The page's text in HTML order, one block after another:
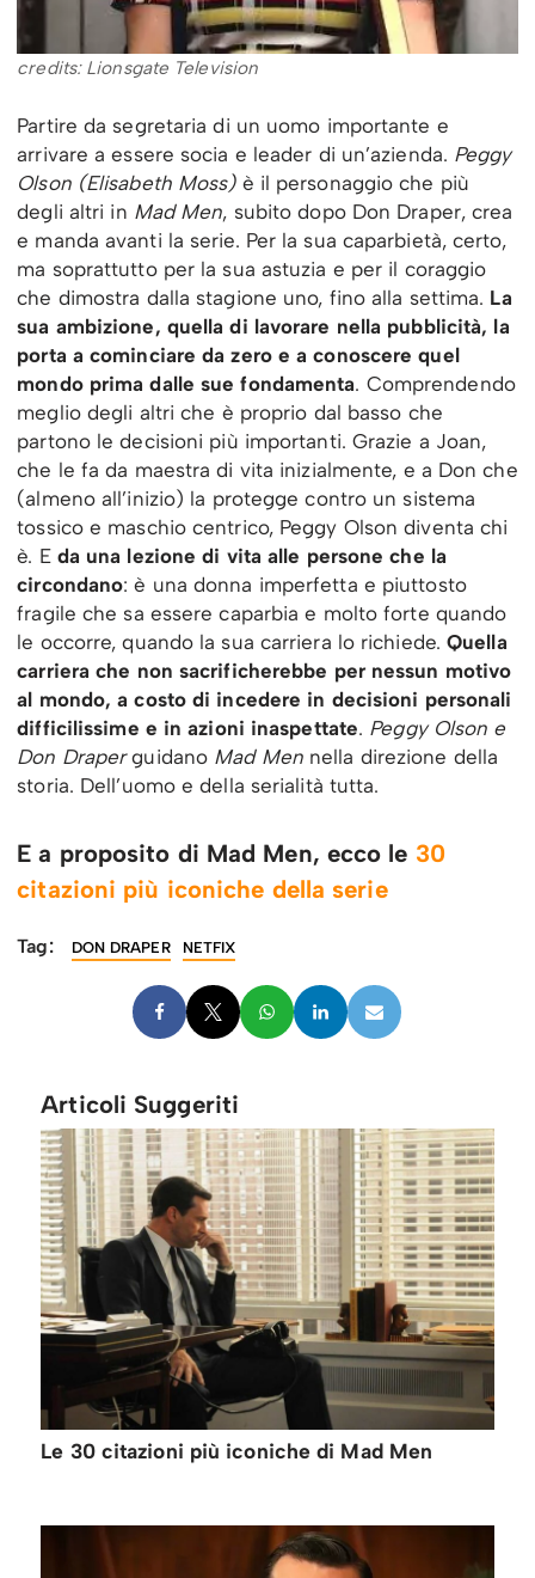
credits: Lionsgate Television
Partire da segretaria di un uomo importante e
arrivare a essere socia e leader di un’azienda. Peggy
Olson (Elisabeth Moss)è il personaggio che più
degli altri in Mad Men, subito dopo Don Draper, crea
e manda avanti la serie. Per la sua caparbietà, certo,
ma soprattutto per la sua astuzia e per il coraggio
che dimostra dalla stagione uno, fino alla settima. La
sua ambizione, quella di lavorare nella pubblicità, la
porta a cominciare da zero e a conoscere quel
mondo prima dalle sue fondamenta. Comprendendo
meglio degli altri che è proprio dal basso che
partono le decisioni più importanti. Grazie a Joan,
che le fa da maestra di vita inizialmente, e a Don che
(almeno all’inizio) la protegge contro un sistema
tossico e maschio centrico, Peggy Olson diventa chi
è. E da una lezione di vita alle persone che la
circondano: è una donna imperfetta e piuttosto
fragile che sa essere caparbia e molto forte quando
le occorre, quando la sua carriera lo richiede.Quella
carriera che non sacrificherebbe per nessun motivo
al mondo, a costo di incedere in decisioni personali
difficilissime e in azioni inaspettate. Peggy Olson e
Don Draperguidano Mad Mennella direzione della
storia. Dell’uomo e della serialità tutta.
E a proposito di Mad Men, ecco le 30
citazioni più iconiche della serie
Tag: DON DRAPER NETFIX
Articoli Suggeriti
Le 30 citazioni più iconiche di Mad Men